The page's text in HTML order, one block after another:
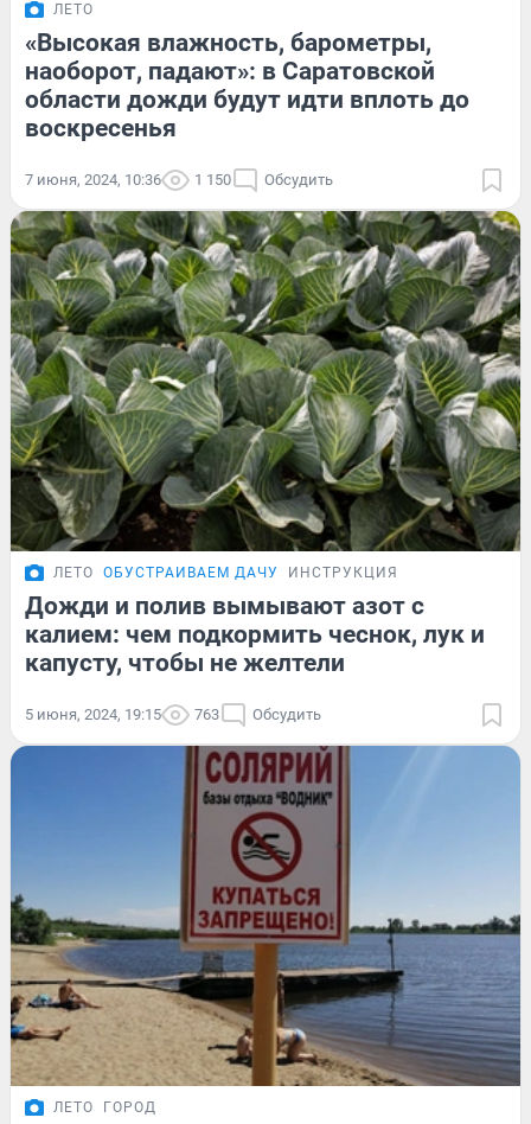
ЛЕТО
«Высокая влажность, барометры,
наоборот, падают»: в Саратовской
области дожди будут идти вплоть до
воскресенья
7 июня, 2024, 10:36 1 150 Обсудить
ЛЕТО ОБУСТРАИВАЕМ ДАЧУ ИНСТРУКЦИЯ
Дожди и полив вымывают азот с
калием: чем подкормить чеснок, лук и
капусту, чтобы не желтели
5 июня, 2024, 19:15 763 Обсудить
ЛЕТО ГОРОД